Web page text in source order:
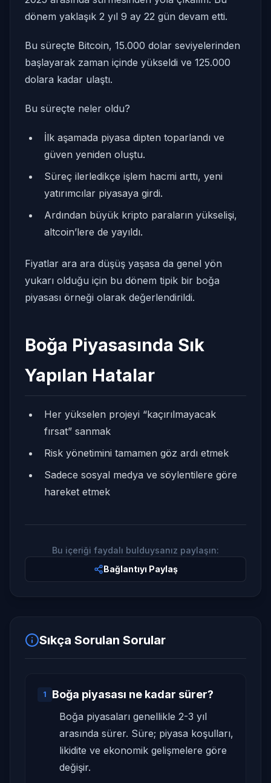
dönem yaklaşık 2 yıl 9 ay 22 gün devam etti.
Bu süreçte Bitcoin, 15.000 dolar seviyelerinden
başlayarak zaman içinde yükseldi ve 125.000
dolara kadar ulaştı.
Bu süreçte neler oldu?
İlk aşamada piyasa dipten toparlandı ve
güven yeniden oluştu.
Süreç ilerledikçe işlem hacmi arttı, yeni
yatırımcılar piyasaya girdi.
Ardından büyük kripto paraların yükselişi,
altcoin’lere de yayıldı.
Fiyatlar ara ara düşüş yaşasa da genel yön
yukarı olduğu için bu dönem tipik bir boğa
piyasası örneği olarak değerlendirildi.
Boğa Piyasasında Sık
Yapılan Hatalar
Her yükselen projeyi “kaçırılmayacak
fırsat” sanmak
Risk yönetimini tamamen göz ardı etmek
Sadece sosyal medya ve söylentilere göre
hareket etmek
Bu içeriği faydalı bulduysanız paylaşın:
Bağlantıyı Paylaş
Sıkça Sorulan Sorular
1 Boğa piyasası ne kadar sürer?
Boğa piyasaları genellikle 2-3 yıl
arasında sürer. Süre; piyasa koşulları,
likidite ve ekonomik gelişmelere göre
değişir.